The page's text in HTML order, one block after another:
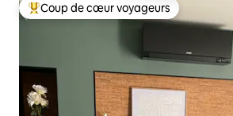
Coups de cœur voyageurs les plus
Coup de cœur voyageurs